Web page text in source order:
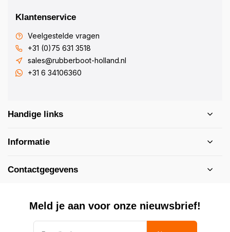
Klantenservice
Veelgestelde vragen
+31 (0)75 631 3518
sales@rubberboot-holland.nl
+31 6 34106360
Handige links
Informatie
Contactgegevens
Meld je aan voor onze nieuwsbrief!